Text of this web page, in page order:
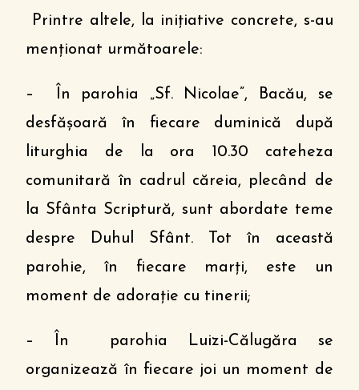
Printre altele, la iniţiative concrete, s-au
menţionat următoarele:
– În parohia „Sf. Nicolae”, Bacău, se
desfășoară în fiecare duminică după
liturghia de la ora 10.30 cateheza
comunitară în cadrul căreia, plecând de
la Sfânta Scriptură, sunt abordate teme
despre Duhul Sfânt. Tot în această
parohie, în fiecare marţi, este un
moment de adorație cu tinerii;
– În parohia Luizi-Călugăra se
organizează în fiecare joi un moment de